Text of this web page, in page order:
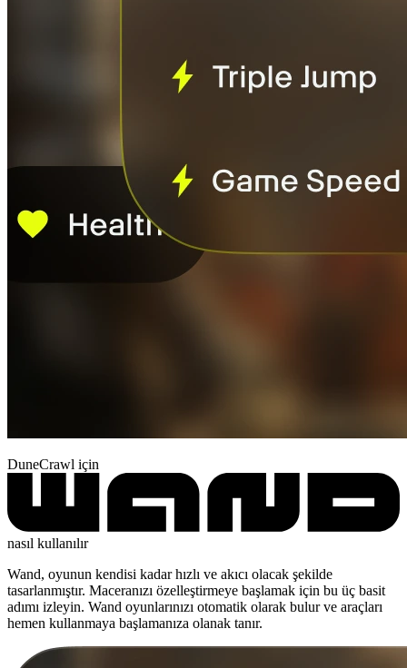
DuneCrawl için
nasıl kullanılır
Wand, oyunun kendisi kadar hızlı ve akıcı olacak şekilde
tasarlanmıştır. Maceranızı özelleştirmeye başlamak için bu üç basit
adımı izleyin. Wand oyunlarınızı otomatik olarak bulur ve araçları
hemen kullanmaya başlamanıza olanak tanır.